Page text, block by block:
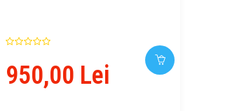
950,00 Lei